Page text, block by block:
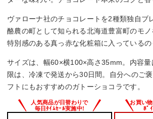
ヴァローナ社のチョコレートを2種類独自ブ
酪農の町として知られる北海道豊富町のモノ
特別感のある真っ赤な化粧箱に入っているの
サイズは、幅60×横100×高さ35mm。内容
限は、冷凍で発送から30日間。自分へのご
フトにもおすすめのガトーショコラです。